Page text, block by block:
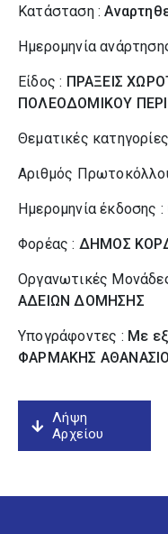
Κατάσταση :
Ημερομηνία
Είδος : ΠΡΑΞΕΙΣ
ΠΟΛΕΟΔΟΜΙΚΟΥ
Θεματικές
Αριθμός
Ημερομηνία έκδοσης :
Φορέας : ΔΗΜΟΣ
Οργανωτικές
ΑΔΕΙΩΝ ΔΟΜΗΣΗΣ
Υπογράφοντες : Με
ΦΑΡΜΑΚΗΣ
Λήψη
Αρχείου